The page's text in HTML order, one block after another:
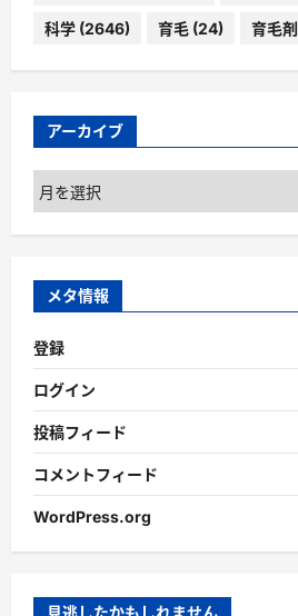
科学 (2646) 育毛 (24) 育毛剤
アーカイブ
ア
ー
カ
ブ
メタ情報
登録
ログイン
投稿フィード
コメントフィード
WordPress.org